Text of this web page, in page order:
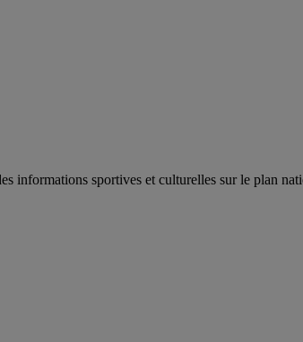
informations sportives et culturelles sur le plan